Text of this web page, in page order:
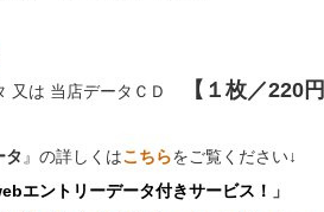
又は 当店データＣＤ 【１枚／220
タ 』の詳しくはこちらをご覧ください↓
エントリーデータ付きサービス！ 」